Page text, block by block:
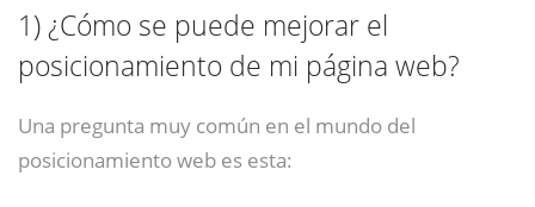
1)¿Cómo se puede mejorar el
posicionamiento de mi página web?
Una pregunta muy común en el mundo del
posicionamiento web es esta: